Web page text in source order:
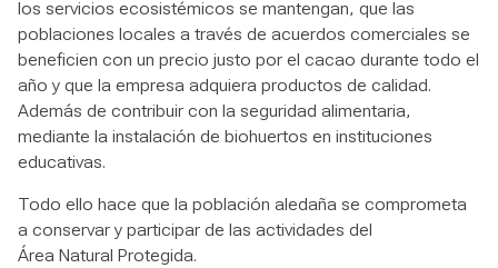
los servicios ecosistémicos se mantengan, que las
poblaciones locales a través de acuerdos comerciales se
beneficien con un precio justo por el cacao durante todo el
año y que la empresa adquiera productos de calidad.
Además de contribuir con la seguridad alimentaria,
mediante la instalación de biohuertos en instituciones
educativas.
Todo ello hace que la población aledaña se comprometa
a conservar y participar de las actividades del
Área Natural Protegida.